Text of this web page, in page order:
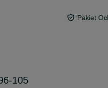
Pakiet
105